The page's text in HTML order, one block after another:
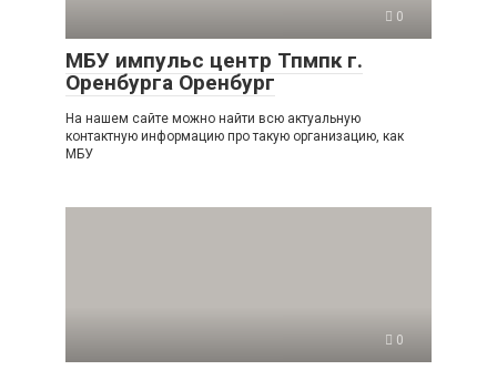
0
МБУ импульс центр Тпмпк г.
Оренбурга Оренбург
На нашем сайте можно найти всю актуальную
контактную информацию про такую организацию, как
МБУ
0